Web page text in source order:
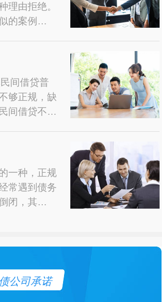
理由拒绝。
的案例…
间借贷普
够正规，缺
间借贷不…
一种，正规
常遇到债务
闭，其…
公司承诺